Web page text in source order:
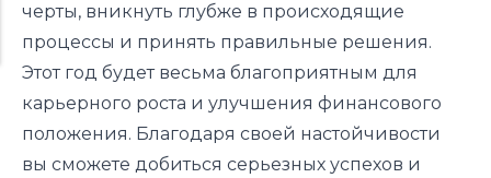
черты, вникнуть глубже в происходящие
процессы и принять правильные решения.
Этот год будет весьма благоприятным для
карьерного роста и улучшения финансового
положения. Благодаря своей настойчивости
вы сможете добиться серьезных успехов и